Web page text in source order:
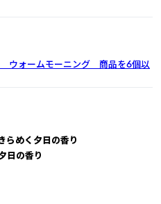
ウォームモーニング 商品を6個以
めく夕日の香り
日の香り